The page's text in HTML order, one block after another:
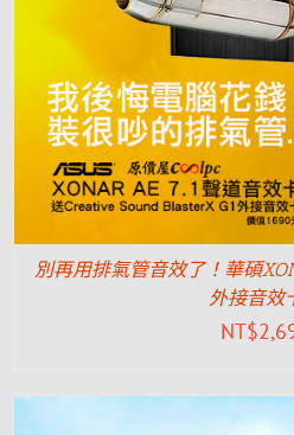
別再用排氣管音效了！華碩
外接音效
NT$